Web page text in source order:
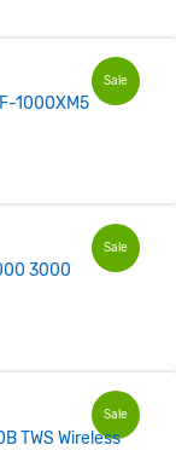
Sale
1000XM5
Sale
3000
Sale
TWS Wireless